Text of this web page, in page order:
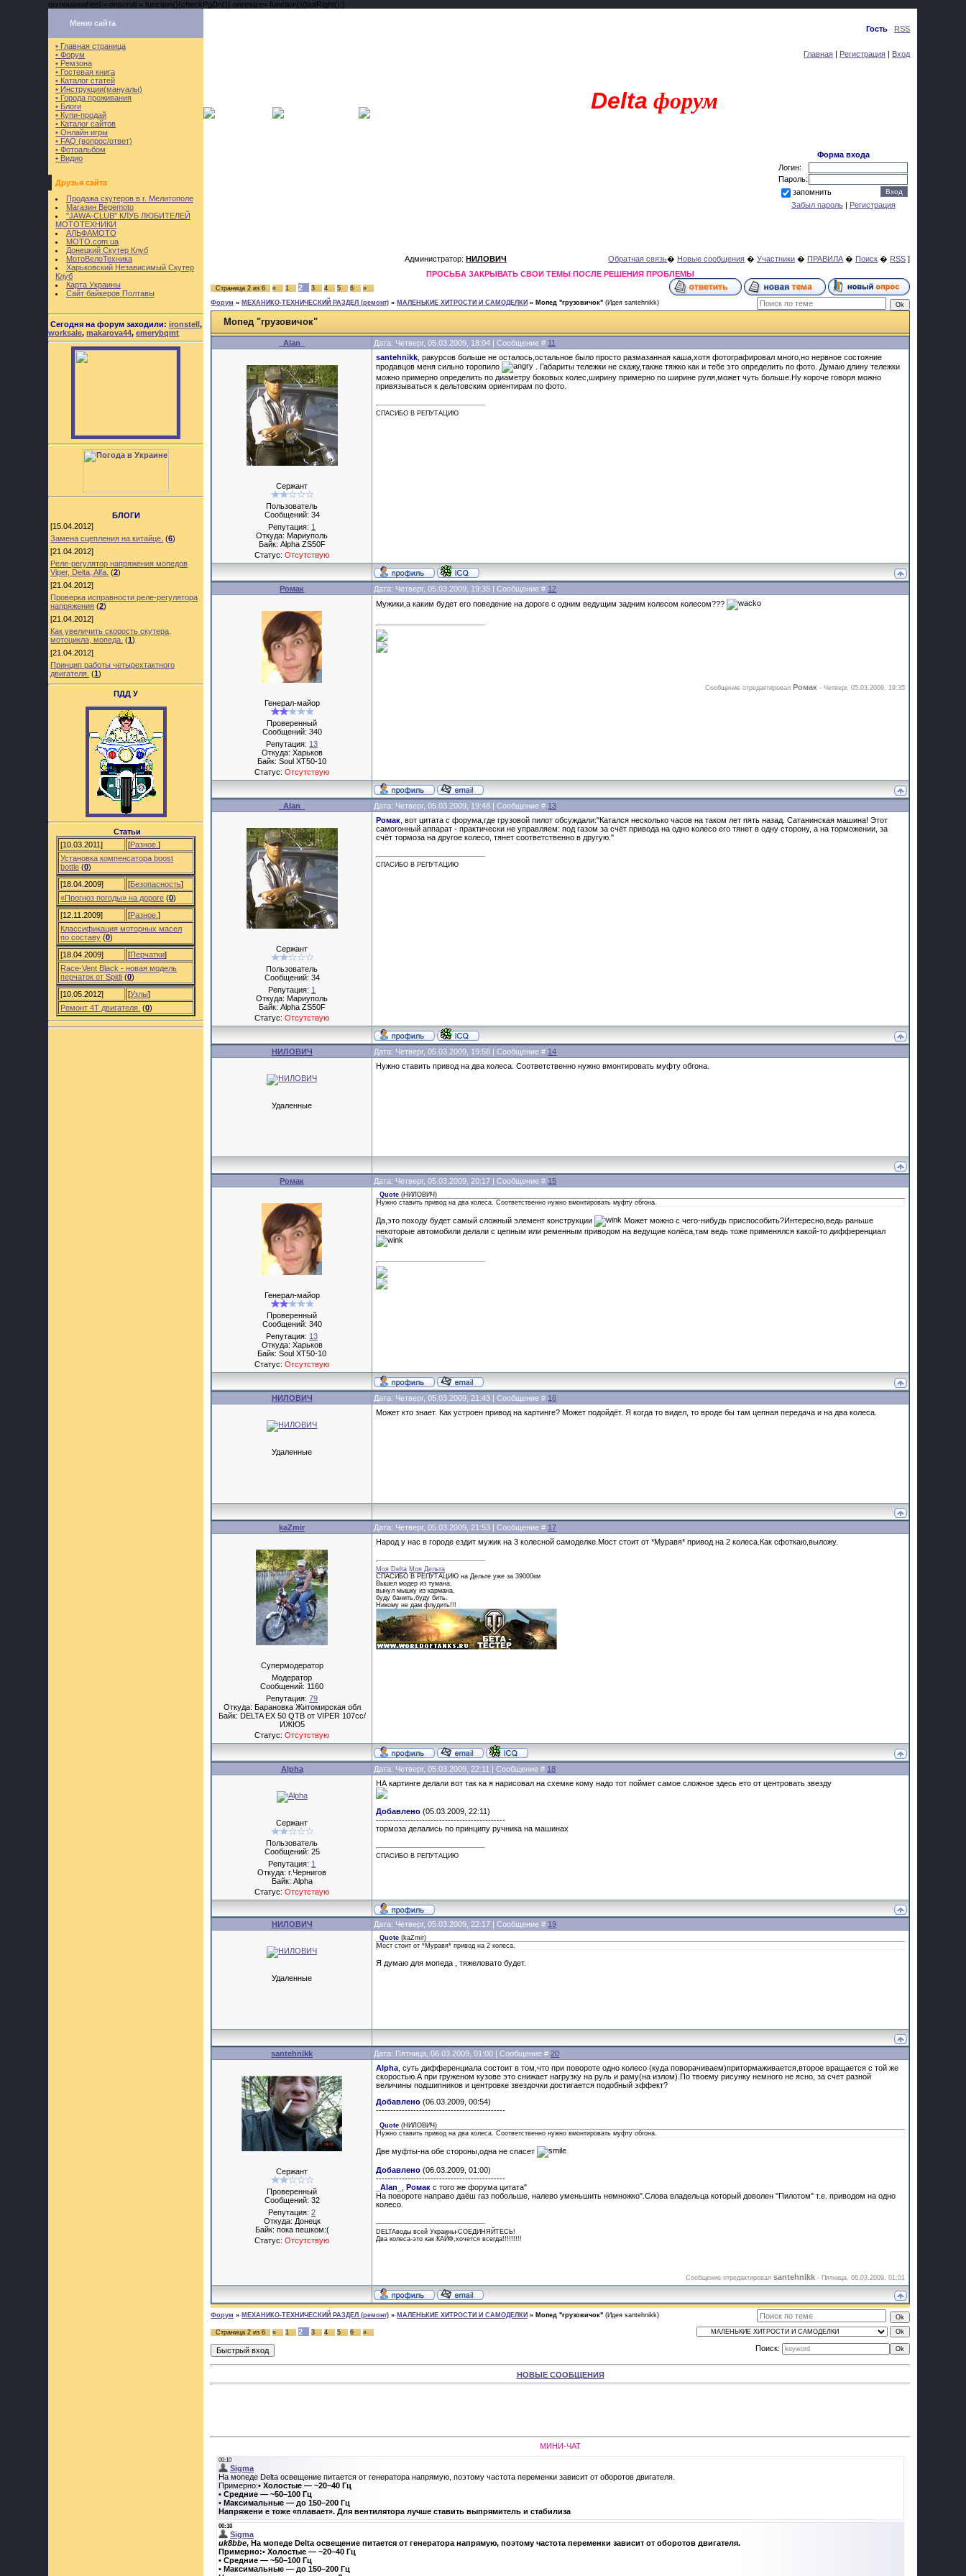
onmousewheel = onscroll = function(){checkPgDn()} onresize= function(){botRight();}
Меню сайта
• Главная страница
• Форум
• Ремзона
• Гостевая книга
• Каталог статей
• Инструкции(мануалы)
• Города проживания
• Блоги
• Купи-продай
• Каталог сайтов
• Онлайн игры
• FAQ (вопрос/ответ)
• Фотоальбом
• Видио
Друзья сайта
Продажа скутеров в г. Мелитополе
Магазин Begemoto
"JAWA-CLUB" КЛУБ ЛЮБИТЕЛЕЙ
МОТОТЕХНИКИ
АЛЬФАМОТО
MOTO.com.ua
Донецкий Скутер Клуб
МотоВелоТехника
Харьковский Независимый Скутер
Клуб
Карта Украины
Сайт байкеров Полтавы
Сегодня на форум заходили:ironstell,
worksale,makarova44,emerybqmt
БЛОГИ
[15.04.2012]
Замена сцепления на китайце. (6)
[21.04.2012]
Реле-регулятор напряжения мопедов
Viper, Delta, Alfa. (2)
[21.04.2012]
Проверка исправности реле-регулятора
напряжения (2)
[21.04.2012]
Как увеличить скорость скутера,
мотоцикла, мопеда. (1)
[21.04.2012]
Принцип работы четырехтактного
двигателя. (1)
ПДД У
Статьи
[10.03.2011]
[Разное.]
Установка компенсатора boost
bottle (0)
[18.04.2009]
[Безопасность]
«Прогноз погоды» на дороге (0)
[12.11.2009]
[Разное.]
Классификация моторных масел
по составу (0)
[18.04.2009]
[Перчатки]
Race-Vent Black - новая модель
перчаток от Spidi (0)
[10.05.2012]
[Узлы]
Ремонт 4Т двигателя. (0)
Приветствую ВасГость RSS
Главная | Регистрация | Вход
Delta форум
Форма входа
Логин:
Пароль:
запомнить
Забыл пароль| Регистрация
Администратор:НИЛОВИЧ Обратная связь� Новые сообщения �Участники � ПРАВИЛА � Поиск � RSS ]
ПРОСЬБА ЗАКРЫВАТЬ СВОИ ТЕМЫ ПОСЛЕ РЕШЕНИЯ ПРОБЛЕМЫ
Страница2 из6 « 1 2 3 4 5 6
»
Форум » МЕХАНИКО-ТЕХНИЧЕСКИЙ РАЗДЕЛ (ремонт) » МАЛЕНЬКИЕ ХИТРОСТИ И САМОДЕЛКИ » Мопед "грузовичок" (Идея santehnikk)
Мопед "грузовичок"
_Alan_ Дата: Четверг, 05.03.2009, 18:04 | Сообщение # 11
Сержант
Пользователь
Сообщений: 34
Репутация: 1
Откуда: Мариуполь
Байк: Alpha ZS50F
Статус:Отсутствую
santehnikk , ракурсов больше не осталось,остальное было просто размазанная каша,хотя фотографировал много,но нервное состояние
продавцов меня сильно торопило
. Габариты тележки не скажу,также тяжко как и тебе это определить по фото. Думаю длину тележки
можно примерно определить по диаметру боковых колес,ширину примерно по ширине руля,может чуть больше.Ну короче говоря можно
привязываться к дельтовским ориентирам по фото.
СПАСИБО В РЕПУТАЦИЮ
Ромак Дата: Четверг, 05.03.2009, 19:35 | Сообщение # 12
Генерал-майор
Проверенный
Сообщений: 340
Репутация: 13
Откуда: Харьков
Байк: Soul XT50-10
Статус:Отсутствую
Мужики,а каким будет его поведение на дороге с одним ведущим задним колесом колесом???
Сообщение отредактировал Ромак -Четверг, 05.03.2009, 19:35
_Alan_ Дата: Четверг, 05.03.2009, 19:48 | Сообщение # 13
Сержант
Пользователь
Сообщений: 34
Репутация: 1
Откуда: Мариуполь
Байк: Alpha ZS50F
Статус:Отсутствую
Ромак , вот цитата с форума,где грузовой пилот обсуждали:"Катался несколько часов на таком лет пять назад. Сатанинская машина! Этот
самогонный аппарат - практически не управляем: под газом за счёт привода на одно колесо его тянет в одну сторону, а на торможении, за
счёт тормоза на другое колесо, тянет соответственно в другую."
СПАСИБО В РЕПУТАЦИЮ
НИЛОВИЧ Дата: Четверг, 05.03.2009, 19:58 | Сообщение # 14
Удаленные
Нужно ставить привод на два колеса. Соответственно нужно вмонтировать муфту обгона.
Ромак Дата: Четверг, 05.03.2009, 20:17 | Сообщение # 15
Генерал-майор
Проверенный
Сообщений: 340
Репутация: 13
Откуда: Харьков
Байк: Soul XT50-10
Статус:Отсутствую
Quote (НИЛОВИЧ)
Нужно ставить привод на два колеса. Соответственно нужно вмонтировать муфту обгона.
Да,это походу будет самый сложный элемент конструкции
Может можно с чего-нибудь приспособить?Интересно,ведь раньше
некоторые автомобили делали с цепным или ременным приводом на ведущие колёса,там ведь тоже применялся какой-то дифференциал
НИЛОВИЧ Дата: Четверг, 05.03.2009, 21:43 | Сообщение # 16
Удаленные
Может кто знает. Как устроен привод на картинге? Может подойдёт. Я когда то видел, то вроде бы там цепная передача и на два колеса.
kaZmir Дата: Четверг, 05.03.2009, 21:53 | Сообщение # 17
Супермодератор
Модератор
Сообщений: 1160
Репутация:79
Откуда: Барановка Житомирская обл
Байк: DELTA EX 50 QTB от VIPER 107сс/
ИЖЮ5
Статус:Отсутствую
Народ у нас в городе ездит мужик на 3 колесной самоделке.Мост стоит от *Муравя* привод на 2 колеса.Как сфоткаю,выложу.
Моя Delta Моя Дельта
СПАСИБО В РЕПУТАЦИЮ на Дельте уже за 39000км
Вышел модер из тумана,
вынул мышку из кармана,
буду банить,буду бить.
Никому не дам флудить!!!
Alpha Дата: Четверг, 05.03.2009, 22:11 | Сообщение # 18
Сержант
Пользователь
Сообщений: 25
Репутация: 1
Откуда: г.Чернигов
Байк: Alpha
Статус:Отсутствую
НА картинге делали вот так ка я нарисовал на схемке кому надо тот поймет самое сложное здесь ето от центровать звезду
Добавлено (05.03.2009, 22:11)
---------------------------------------------
тормоза делались по принципу ручника на машинах
СПАСИБО В РЕПУТАЦИЮ
НИЛОВИЧ Дата: Четверг, 05.03.2009, 22:17 | Сообщение # 19
Удаленные
Quote (kaZmir)
Мост стоит от *Муравя* привод на 2 колеса.
Я думаю для мопеда , тяжеловато будет.
santehnikk Дата: Пятница, 06.03.2009, 01:00 | Сообщение #20
Сержант
Проверенный
Сообщений: 32
Репутация:2
Откуда: Донецк
Байк: пока пешком:(
Статус:Отсутствую
Alpha , суть дифференциала состоит в том,что при повороте одно колесо (куда поворачиваем)притормаживается,второе вращается с той же
скоростью.А при груженом кузове это снижает нагрузку на руль и раму(на излом).По твоему рисунку немного не ясно, за счет разной
величины подшипников и центровке звездочки достигается подобный эффект?
Добавлено (06.03.2009, 00:54)
---------------------------------------------
Quote (НИЛОВИЧ)
Нужно ставить привод на два колеса. Соответственно нужно вмонтировать муфту обгона.
Две муфты-на обе стороны,одна не спасет
Добавлено (06.03.2009, 01:00)
---------------------------------------------
_Alan_
,Ромак с того же форума цитата"
На повороте направо даёш газ побольше, налево уменьшить немножко".Слова владельца который доволен "Пилотом" т.е. приводом на одно
колесо.
DELTAводы всей Украины-СОЕДИНЯЙТЕСЬ!
Два колеса-это как КАЙФ,хочется всегда!!!!!!!!!
Сообщение отредактировалsantehnikk - Пятница, 06.03.2009, 01:01
Форум » МЕХАНИКО-ТЕХНИЧЕСКИЙ РАЗДЕЛ (ремонт) » МАЛЕНЬКИЕ ХИТРОСТИ И САМОДЕЛКИ » Мопед "грузовичок" (Идея santehnikk)
Страница2 из6 « 1 2 3 4 5 6 »
Поиск:
НОВЫЕ СООБЩЕНИЯ
МИНИ-ЧАТ